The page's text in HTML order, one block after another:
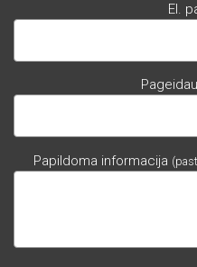
El.
Papildoma informacija